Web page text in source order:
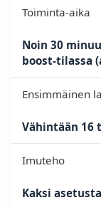
Toiminta-aika
Noin 30
boost-tilassa
Ensimmäinen
Vähintään 16
Imuteho
Kaksi